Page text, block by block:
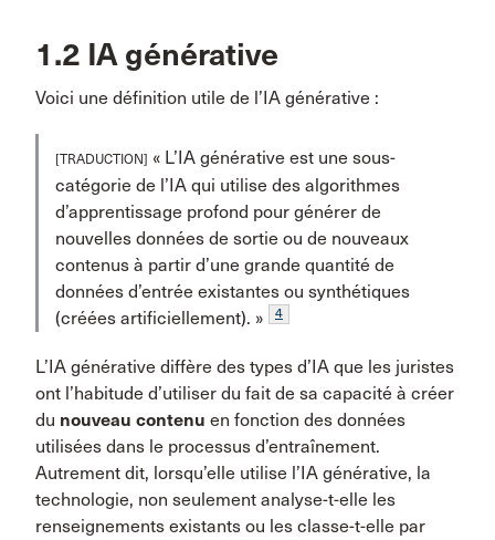
1.2 IA générative
Voici une définition utile de l’IA générative :
[TRADUCTION] « L’IA générative est une sous-
catégorie de l’IA qui utilise des algorithmes
d’apprentissage profond pour générer de
nouvelles données de sortie ou de nouveaux
contenus à partir d’une grande quantité de
données d’entrée existantes ou synthétiques
(créées artificiellement). »
4
L’IA générative diffère des types d’IA que les juristes
ont l’habitude d’utiliser du fait de sa capacité à créer
du nouveau contenu en fonction des données
utilisées dans le processus d’entraînement.
Autrement dit, lorsqu’elle utilise l’IA générative, la
technologie, non seulement analyse-t-elle les
renseignements existants ou les classe-t-elle par